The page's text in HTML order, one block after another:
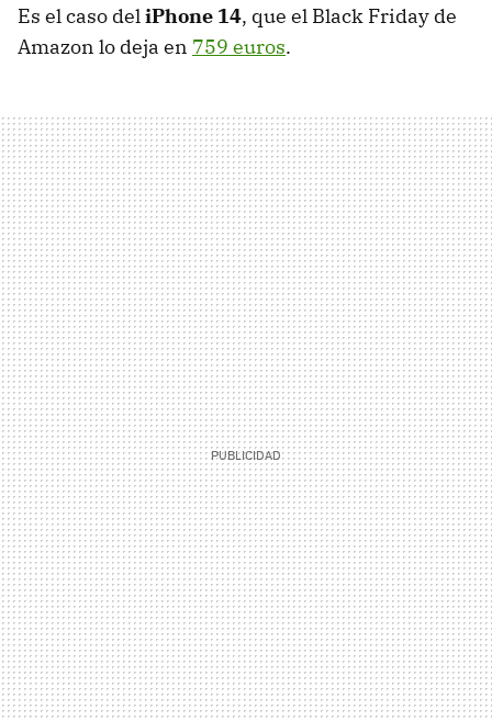
Es el caso deliPhone 14, que el Black Friday de
Amazon lo deja en 759 euros.